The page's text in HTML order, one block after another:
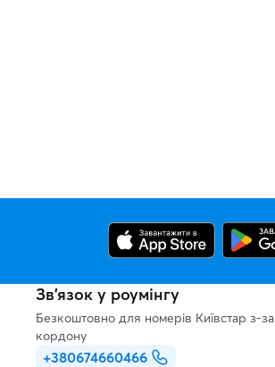
Зв’язок у роумінгу
Безкоштовно для номерів Київстар з-за
кордону
+380674660466